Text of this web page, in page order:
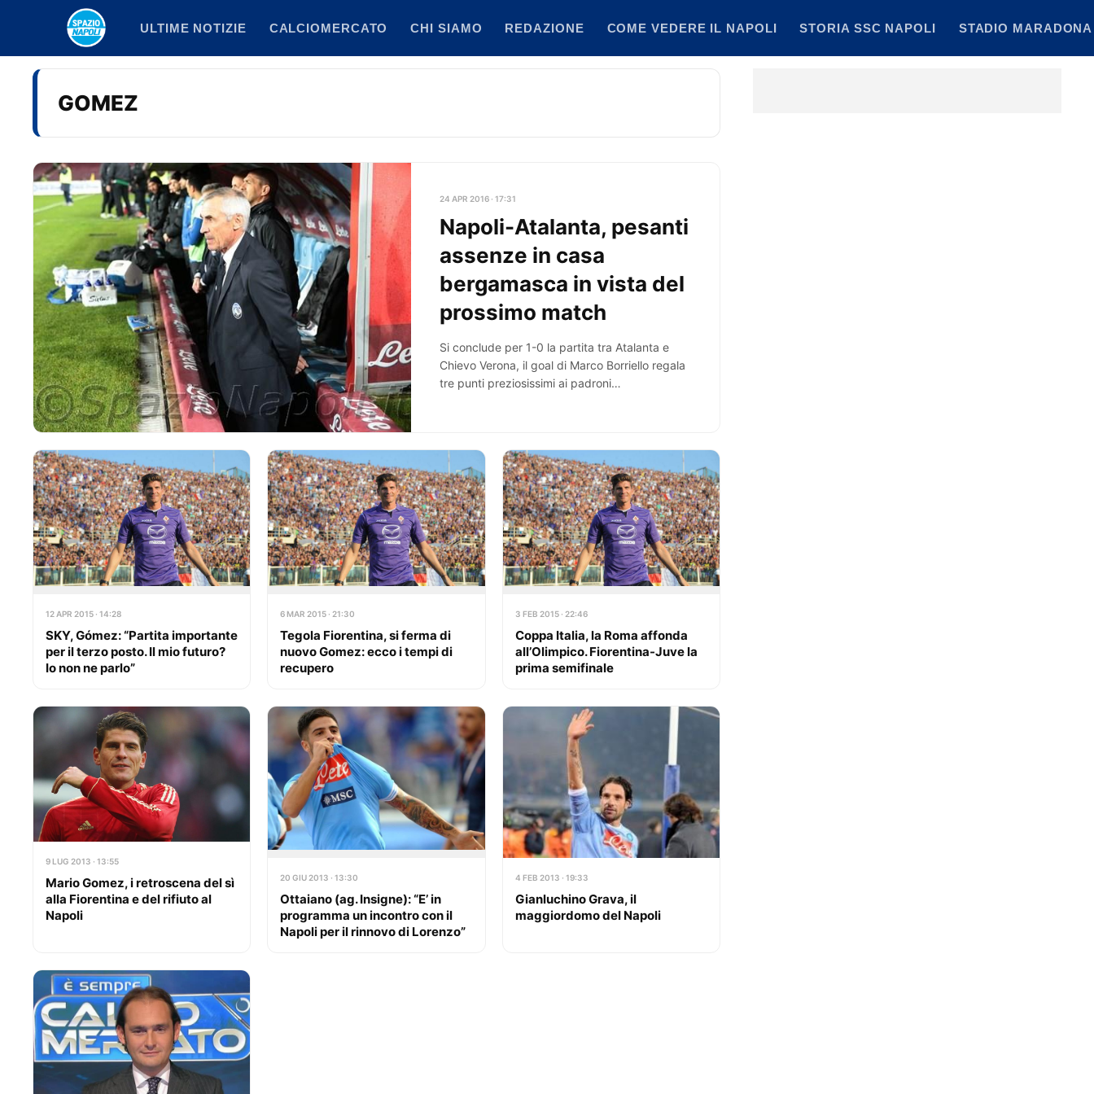
ULTIME NOTIZIE CALCIOMERCATO CHI SIAMO REDAZIONE COME VEDERE IL NAPOLI STORIA SSC NAPOLI STADIO MARADONA
GOMEZ
24 APR 2016 · 17:31
Napoli-Atalanta, pesanti
assenze in casa
bergamasca in vista del
prossimo match
Si conclude per 1-0 la partita tra Atalanta e
Chievo Verona, il goal di Marco Borriello regala
tre punti preziosissimi ai padroni…
12 APR 2015 · 14:28
SKY, Gómez: “Partita importante
per il terzo posto. Il mio futuro?
Io non ne parlo”
6 MAR 2015 · 21:30
Tegola Fiorentina, si ferma di
nuovo Gomez: ecco i tempi di
recupero
3 FEB 2015 · 22:46
Coppa Italia, la Roma affonda
all’Olimpico. Fiorentina-Juve la
prima semifinale
9 LUG 2013 · 13:55
Mario Gomez, i retroscena del sì
alla Fiorentina e del rifiuto al
Napoli
20 GIU 2013 · 13:30
Ottaiano (ag. Insigne): “E’ in
programma un incontro con il
Napoli per il rinnovo di Lorenzo”
4 FEB 2013 · 19:33
Gianluchino Grava, il
maggiordomo del Napoli